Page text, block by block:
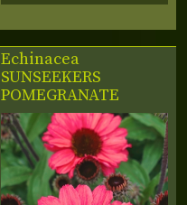
Echinacea
SUNSEEKERS
POMEGRANATE